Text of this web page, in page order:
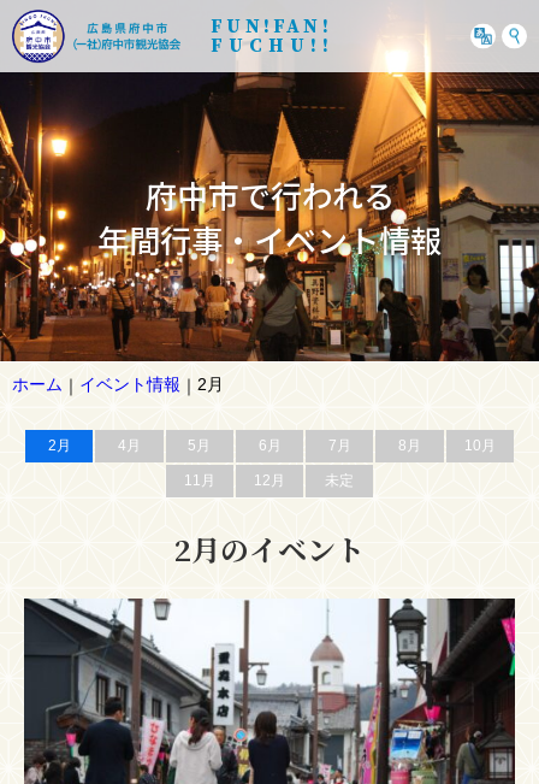
FUN!FAN!
FUCHU!!
府中市で行われる
年間行事・イベント情報
ホーム ｜ イベント情報 ｜ 2月
2月 4月 5月 6月 7月 8月 10月
11月 12月 未定
2月のイベント